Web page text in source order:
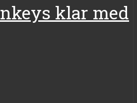
klar med